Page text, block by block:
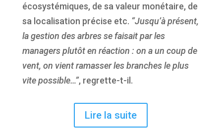
écosystémiques, de sa valeur monétaire, de
sa localisation précise etc. “Jusqu’à présent,
la gestion des arbres se faisait par les
managers plutôt en réaction : on a un coup de
vent, on vient ramasser les branches le plus
vite possible…”, regrette-t-il.
Lire la suite